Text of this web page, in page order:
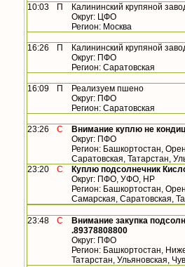
10:03 П
Калининский крупяной
Округ: ЦФО
Регион: Москва
16:26 П
Калининский крупяной
Округ: ПФО
Регион: Саратовская
16:09 П
Реализуем пшено
Округ: ПФО
Регион: Саратовская
23:26 С
Внимание куплю не
Округ: ПФО
Регион: Башкортостан,
Саратовская, Татарстан,
23:20
С
Куплю подсолнечник
Округ: ПФО, УФО, НР
Регион: Башкортостан,
Самарская, Саратовская,
23:48 С
Внимание закупка
.89378808800
Округ: ПФО
Регион: Башкортостан,
Татарстан, Ульяновская,